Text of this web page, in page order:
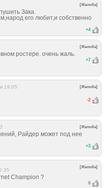
[Жалоба]
Зака.
его любит,и собственно
+4
[Жалоба]
ростере. очень жаль.
+7
19:05 [Жалоба]
-2
[Жалоба]
Райдер может под нее
+3
[Жалоба]
Champion ?
0